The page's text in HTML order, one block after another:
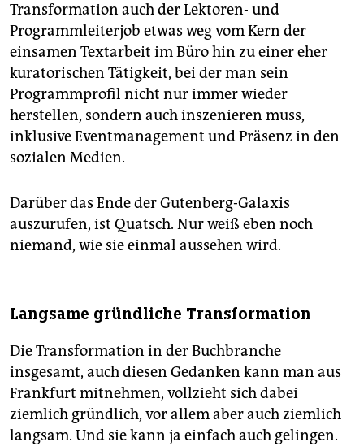
Transformation auch der Lektoren- und
Programmleiterjob etwas weg vom Kern der
einsamen Textarbeit im Büro hin zu einer eher
kuratorischen Tätigkeit, bei der man sein
Programmprofil nicht nur immer wieder
herstellen, sondern auch inszenieren muss,
inklusive Eventmanagement und Präsenz in den
sozia­len Medien.
Darüber das Ende der Gutenberg-Galaxis
auszurufen, ist Quatsch. Nur weiß eben noch
niemand, wie sie einmal aussehen wird.
Langsame gründliche Transformation
Die Transformation in der Buchbranche
insgesamt, auch diesen Gedanken kann man aus
Frankfurt mitnehmen, vollzieht sich dabei
ziemlich gründlich, vor allem aber auch ziemlich
langsam. Und sie kann ja einfach auch gelingen.